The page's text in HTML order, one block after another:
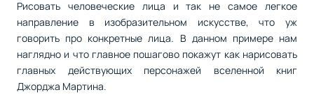
Рисовать человеческие лица и так не самое легкое
направление в изобразительном искусстве, что уж
говорить про конкретные лица. В данном примере нам
наглядно и что главное пошагово покажут как нарисовать
главных действующих персонажей вселенной книг
Джорджа Мартина.